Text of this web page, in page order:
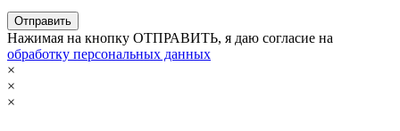
Нажимая на кнопку ОТПРАВИТЬ, я даю согласие на
обработку персональных данных
×
×
×